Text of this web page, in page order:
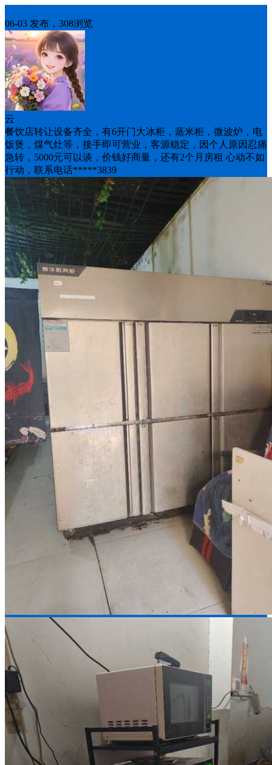
06-03 发布，308浏览
云
餐饮店转让设备齐全，有6开门大冰柜，蒸米柜，微波炉，电
饭煲，煤气灶等，接手即可营业，客源稳定，因个人原因忍痛
急转，5000元可以谈，价钱好商量，还有2个月房租 心动不如
行动，联系电话*****3839